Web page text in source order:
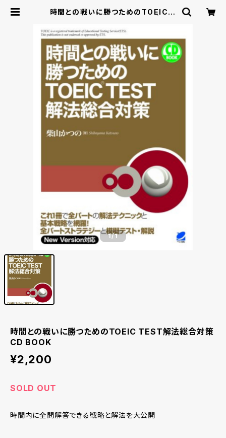
時間との戦いに勝つためのTOEIC T
出版のオンラインストア
1/1
時間との戦いに勝つためのTOEIC TEST解法総合対策
CD BOOK
¥2,200
SOLD OUT
時間内に全問解答できる戦略と解法を大公開